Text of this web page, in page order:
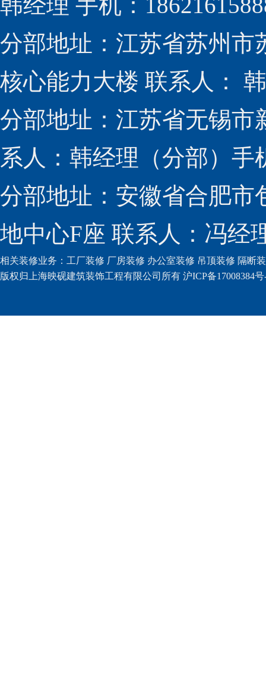
分部地址：江苏省苏州市
核心能力大楼 联系人：
分部地址：江苏省无锡市
系人：韩经理（分部）手
分部地址：安徽省合肥市
地中心F座 联系人：冯经
相关装修业务： 工厂装修 厂房装修 办公室装修 吊顶装修 隔断
版权归上海映砚建筑装饰工程有限公司所有 沪ICP备17008384号